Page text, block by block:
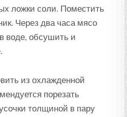
ложки соли. Поместить
Через два часа мясо
воде, обсушить и
из охлажденной
порезать
толщиной в пару